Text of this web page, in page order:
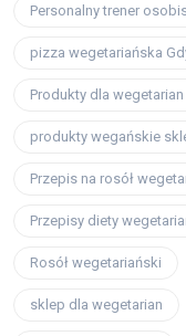
Personalny trener
pizza wegetariańska
Produkty dla
produkty wegańskie
Przepis na rosół
Przepisy diety
Rosół wegetariański
sklep dla wegetarian